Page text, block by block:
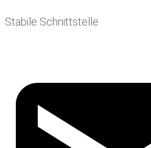
Stabile Schnittstelle